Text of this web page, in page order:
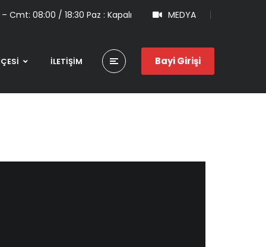
Cmt: 08:00 / 18:30 Paz : Kapalı MEDYA
Bayi Girişi
İLETİŞİM